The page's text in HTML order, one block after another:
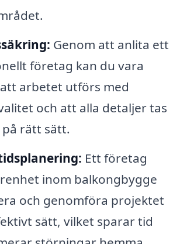
Genom att anlita ett
företag kan du vara
arbetet utförs med
och att alla detaljer tas
rätt sätt.
Ett företag
inom balkongbygge
och genomföra projektet
sätt, vilket sparar tid